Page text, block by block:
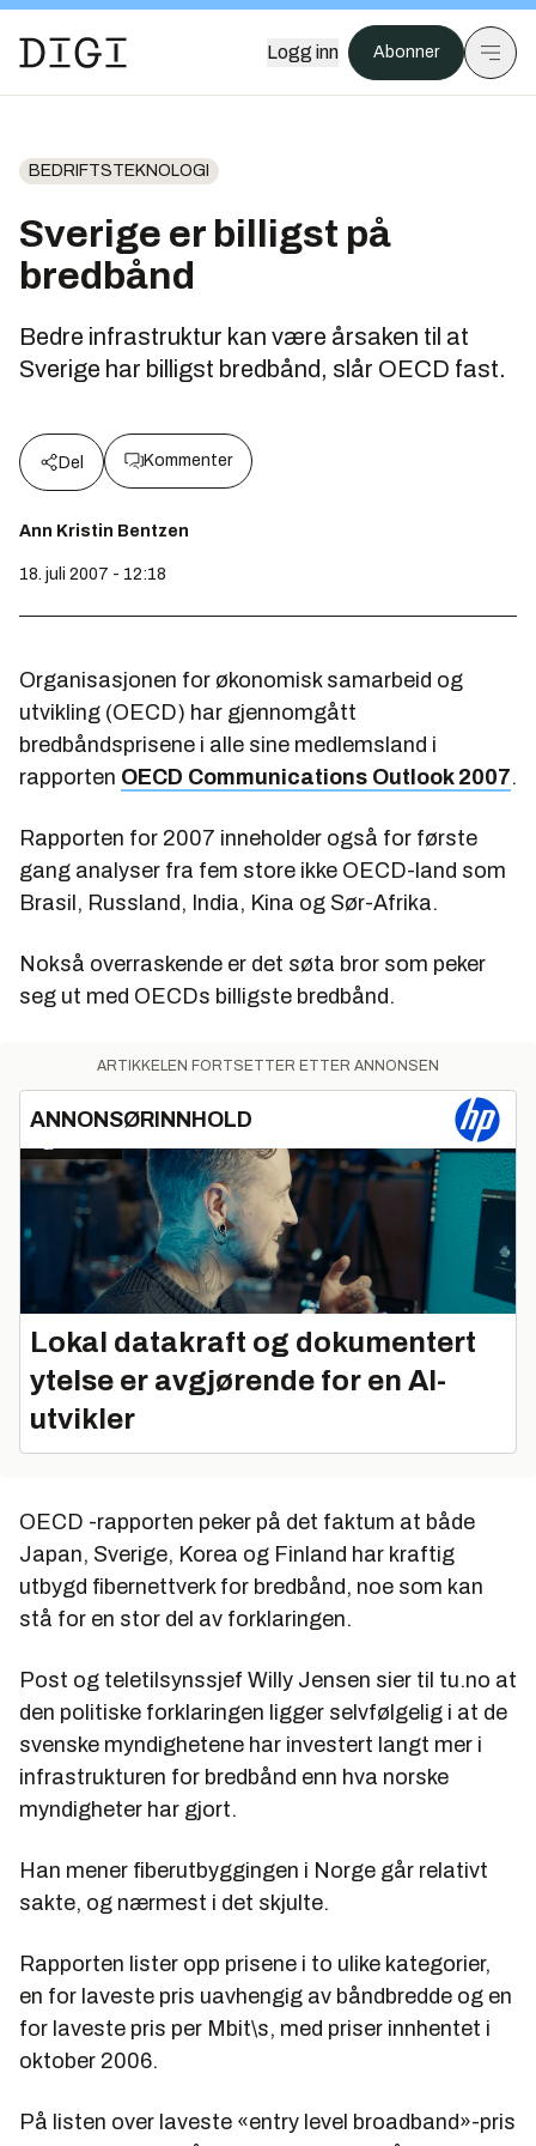
Logg inn Abonner
BEDRIFTSTEKNOLOGI
Sverige er billigst på
bredbånd
Bedre infrastruktur kan være årsaken til at
Sverige har billigst bredbånd, slår OECD fast.
Del Kommenter
Ann Kristin Bentzen
18. juli 2007 - 12:18
Organisasjonen for økonomisk samarbeid og
utvikling (OECD) har gjennomgått
bredbåndsprisene i alle sine medlemsland i
rapporten OECD Communications Outlook 2007.
Rapporten for 2007 inneholder også for første
gang analyser fra fem store ikke OECD-land som
Brasil, Russland, India, Kina og Sør-Afrika.
Nokså overraskende er det søta bror som peker
seg ut med OECDs billigste bredbånd.
ARTIKKELEN FORTSETTER ETTER ANNONSEN
ANNONSØRINNHOLD
Lokal datakraft og dokumentert
ytelse er avgjørende for en AI-
utvikler
OECD -rapporten peker på det faktum at både
Japan, Sverige, Korea og Finland har kraftig
utbygd fibernettverk for bredbånd, noe som kan
stå for en stor del av forklaringen.
Post og teletilsynssjef Willy Jensen sier til tu.no at
den politiske forklaringen ligger selvfølgelig i at de
svenske myndighetene har investert langt mer i
infrastrukturen for bredbånd enn hva norske
myndigheter har gjort.
Han mener fiberutbyggingen i Norge går relativt
sakte, og nærmest i det skjulte.
Rapporten lister opp prisene i to ulike kategorier,
en for laveste pris uavhengig av båndbredde og en
for laveste pris per Mbit\s, med priser innhentet i
oktober 2006.
På listen over laveste «entry level broadband»-pris